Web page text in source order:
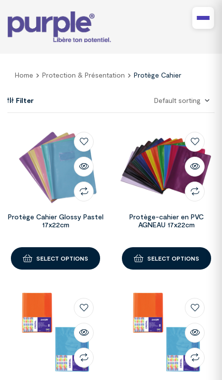
Home Protection & Présentation Protège Cahier
Filter
Protège Cahier Glossy Pastel
17x22cm
SELECT OPTIONS
Protège-cahier en PVC
AGNEAU 17x22cm
SELECT OPTIONS